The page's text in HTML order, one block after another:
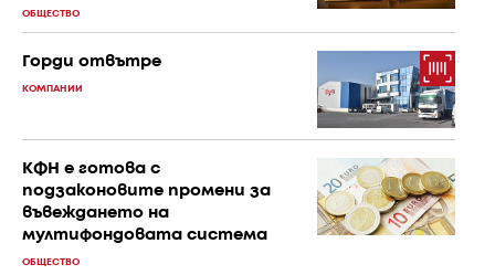
ОБЩЕСТВО
Горди отвътре
КОМПАНИИ
КФН е готова с
подзаконовите промени за
въвеждането на
мултифондовата система
ОБЩЕСТВО